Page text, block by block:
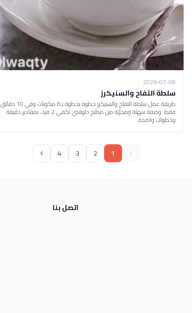
2026-07-08
سلطة التفاح والسنيكرز
طريقة عمل سلطة التفاح والسنيكرز خطوة بخطوة بـ8 مكونات وفي 10 دقائق
فقط. وصفة سهلة ومجرّبة من مطبخ دلوقتي تكفي 2 فرد، بمقادير دقيقة
وخطوات واضحة.
1
2
3
4
اتصل بنا